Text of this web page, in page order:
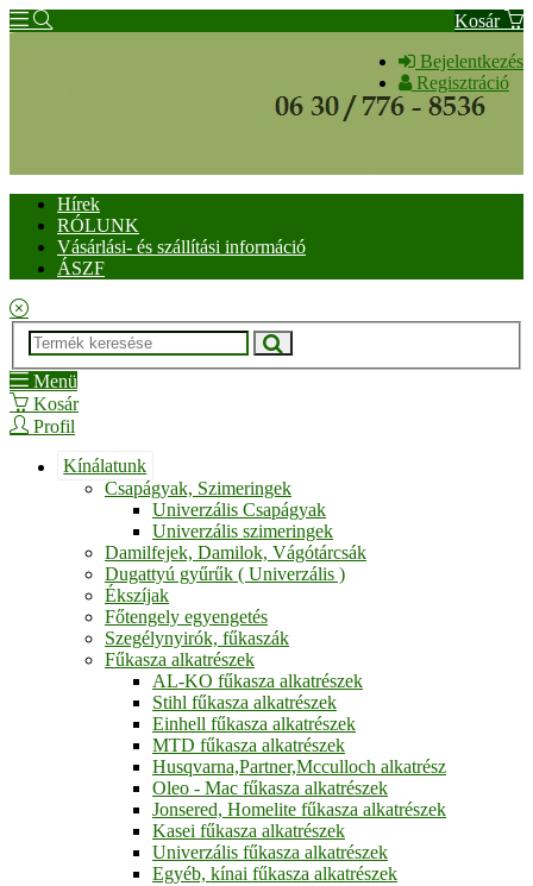
Kosár
Bejelentkezés
Regisztráció
Hírek
RÓLUNK
Vásárlási- és szállítási információ
ÁSZF
Menü
Kosár
Profil
Kínálatunk
Csapágyak, Szimeringek
Univerzális Csapágyak
Univerzális szimeringek
Damilfejek, Damilok, Vágótárcsák
Dugattyú gyűrűk ( Univerzális )
Ékszíjak
Főtengely egyengetés
Szegélynyirók, fűkaszák
Fűkasza alkatrészek
AL-KO fűkasza alkatrészek
Stihl fűkasza alkatrészek
Einhell fűkasza alkatrészek
MTD fűkasza alkatrészek
Husqvarna,Partner,Mcculloch alkatrész
Oleo - Mac fűkasza alkatrészek
Jonsered, Homelite fűkasza alkatrészek
Kasei fűkasza alkatrészek
Univerzális fűkasza alkatrészek
Egyéb, kínai fűkasza alkatrészek